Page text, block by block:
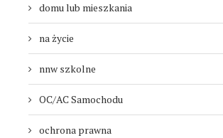
domu lub mieszkania
na życie
nnw szkolne
OC/AC Samochodu
ochrona prawna